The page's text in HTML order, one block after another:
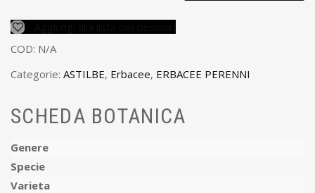
COD: N/A
Categorie: ASTILBE, Erbacee, ERBACEE PERENNI
SCHEDA BOTANICA
Genere
Specie
Varieta